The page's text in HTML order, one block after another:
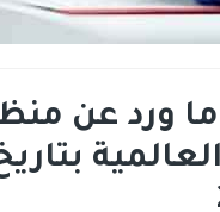
ورد عن